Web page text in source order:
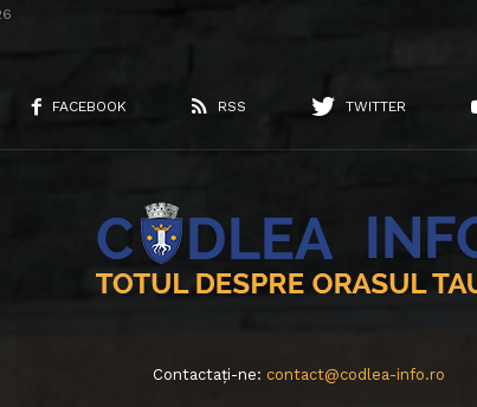
FACEBOOK RSS TWITTER
Contactați-ne: contact@codlea-info.ro